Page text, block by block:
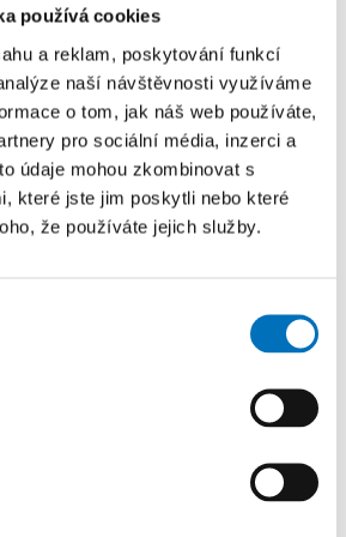
používá cookies
a reklam, poskytování funkcí
naší návštěvnosti využíváme
o tom, jak náš web používáte,
pro sociální média, inzerci a
údaje mohou zkombinovat s
které jste jim poskytli nebo které
že používáte jejich služby.
o spolupráci se
založili její absolventi.